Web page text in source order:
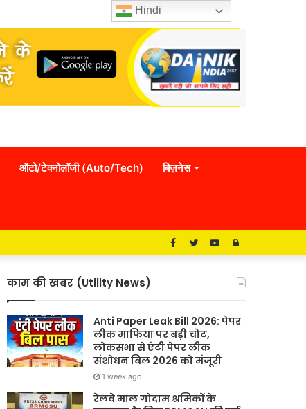
ऑटो/टेक्नोलॉजी (Auto/Tech) बिज़नेस
Log
YouTube
Twitter
Facebook
काम की खबर (Utility News)
Anti Paper Leak Bill 2026: पेपर
लीक माफिया पर बड़ी चोट,
लोकसभा से एंटी पेपर लीक
संशोधन बिल 2026 को मंजूरी
1 week ago
रेलवे माल गोदाम श्रमिकों के
Hindi